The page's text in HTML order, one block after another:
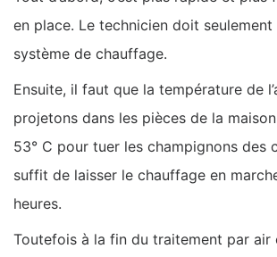
en place. Le technicien doit
système de chauffage.
Ensuite, il faut que la température de
projetons dans les pièces de la
53° C pour tuer les champignons des
suffit de laisser le chauffage en
heures.
Toutefois à la fin du traitement par air